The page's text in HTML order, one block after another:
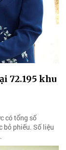
72.195 khu
có tổng số
bỏ phiếu. Số liệu